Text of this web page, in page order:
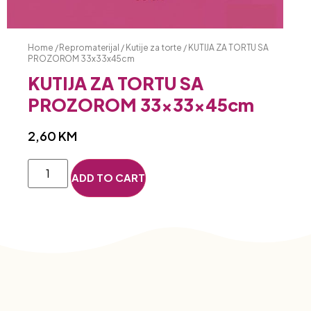
Home /Repromaterijal / Kutije za torte / KUTIJA ZA TORTU SA
PROZOROM 33x33x45cm
KUTIJA ZA TORTU SA
PROZOROM 33x33x45cm
2,60 KM
ADD TO CART